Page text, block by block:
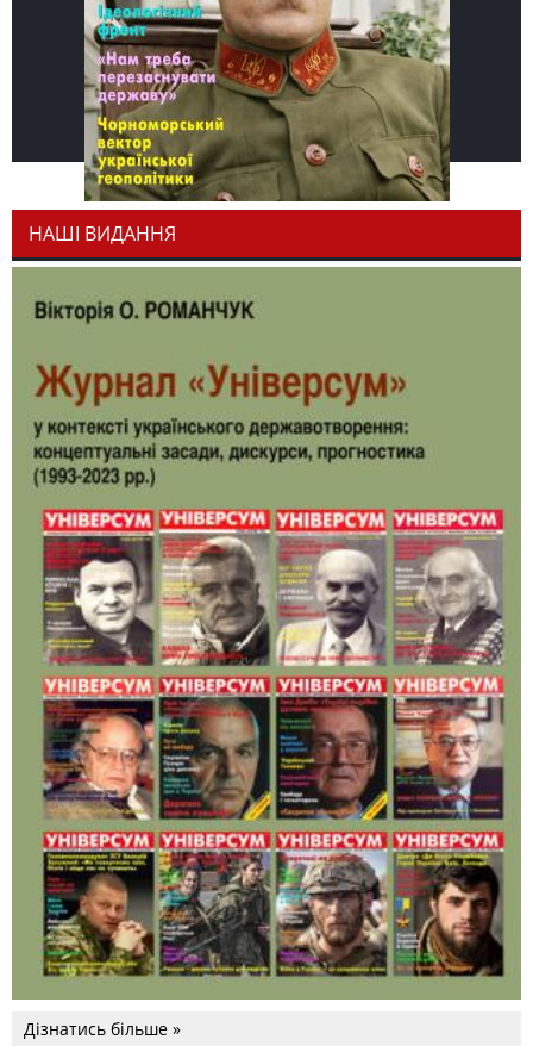
НАШІ ВИДАННЯ
Дізнатись більше »